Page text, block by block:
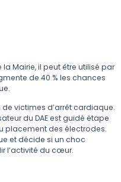
Mairie, il peut être utilisé par
de 40 % les chances
victimes d’arrêt cardiaque.
du DAE est guidé étape
placement des électrodes.
et décide si un choc
l’activité du cœur.